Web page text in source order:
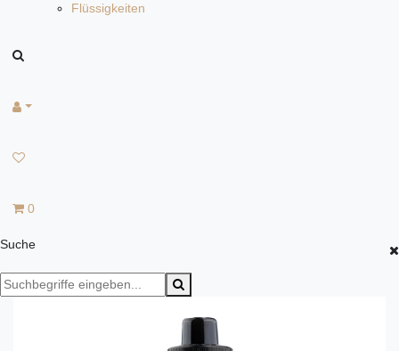
Flüssigkeiten
0
Suche